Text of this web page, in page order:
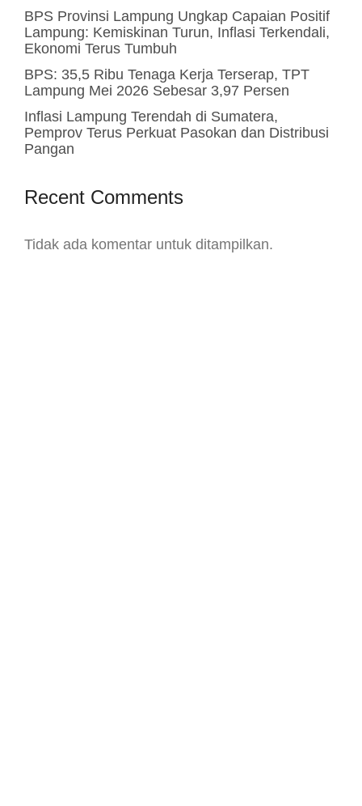
BPS Provinsi Lampung Ungkap Capaian Positif
Lampung: Kemiskinan Turun, Inflasi Terkendali,
Ekonomi Terus Tumbuh
BPS: 35,5 Ribu Tenaga Kerja Terserap, TPT
Lampung Mei 2026 Sebesar 3,97 Persen
Inflasi Lampung Terendah di Sumatera,
Pemprov Terus Perkuat Pasokan dan Distribusi
Pangan
Recent Comments
Tidak ada komentar untuk ditampilkan.